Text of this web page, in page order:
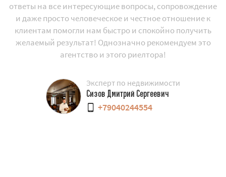
ответы на все интересующие вопросы, сопровождение
и даже просто человеческое и честное отношение к
клиентам помогли нам быстро и спокойно получить
желаемый результат! Однозначно рекомендуем это
агентство и этого риелтора!
Эксперт по недвижимости
Сизов Дмитрий Сергеевич
+79040244554